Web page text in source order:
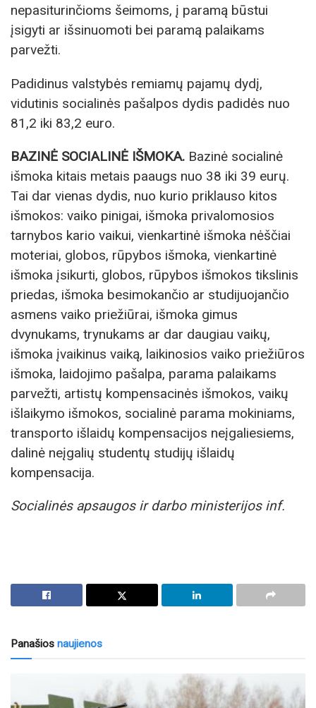
nepasiturinčioms šeimoms, į paramą būstui
įsigyti ar išsinuomoti bei paramą palaikams
parvežti.
Padidinus valstybės remiamų pajamų dydį,
vidutinis socialinės pašalpos dydis padidės nuo
81,2 iki 83,2 euro.
BAZINĖ SOCIALINĖ IŠMOKA. Bazinė socialinė
išmoka kitais metais paaugs nuo 38 iki 39 eurų.
Tai dar vienas dydis, nuo kurio priklauso kitos
išmokos: vaiko pinigai, išmoka privalomosios
tarnybos kario vaikui, vienkartinė išmoka nėščiai
moteriai, globos, rūpybos išmoka, vienkartinė
išmoka įsikurti, globos, rūpybos išmokos tikslinis
priedas, išmoka besimokančio ar studijuojančio
asmens vaiko priežiūrai, išmoka gimus
dvynukams, trynukams ar dar daugiau vaikų,
išmoka įvaikinus vaiką, laikinosios vaiko priežiūros
išmoka, laidojimo pašalpa, parama palaikams
parvežti, artistų kompensacinės išmokos, vaikų
išlaikymo išmokos, socialinė parama mokiniams,
transporto išlaidų kompensacijos neįgaliesiems,
dalinė neįgalių studentų studijų išlaidų
kompensacija.
Socialinės apsaugos ir darbo ministerijos inf.
Panašios naujienos